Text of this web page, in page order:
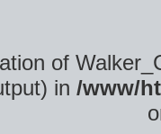
of
in /www/